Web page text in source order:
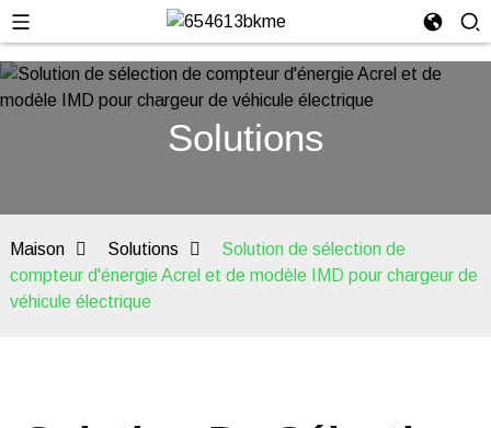
Solutions
Maison Solutions
Solution de sélection de
compteur d'énergie Acrel et de modèle IMD pour chargeur de
véhicule électrique